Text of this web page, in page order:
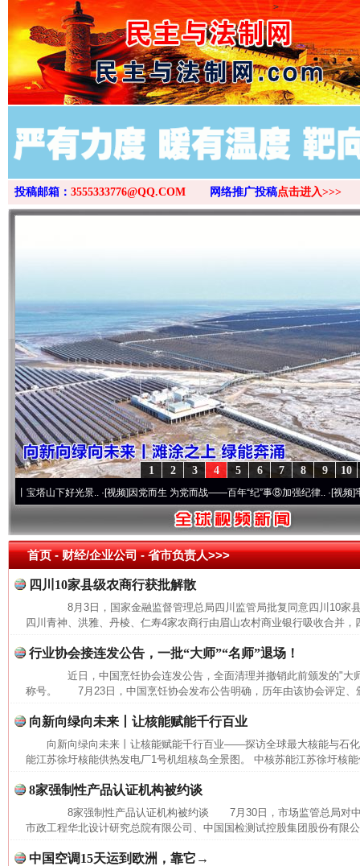
>
投稿邮箱： 3555333776@QQ.COM 网络推广投稿点击进入>>>
10
9
8
7
6
5
4
3
2
1
山下好光景..·[视频]因党而生 为党而战——百年“纪”事⑧加强纪律..·[视频]牢记初
首页- 财经/企业公司 -省市负责人>>>
四川10家县级农商行获批解散
8月3日，国家金融监督管理总局四川监管局批复同意四川10
四川青神、洪雅、丹棱、仁寿4家农商行由眉山农村商业银行吸收合并
行业协会接连发公告，一批“大师”“名师”退场！
近日，中国烹饪协会连发公告，全面清理并撤销此前颁发的"大
称号。 7月23日，中国烹饪协会发布公告明确，历年由该协会评定、
向新向绿向未来丨让核能赋能千行百业
向新向绿向未来丨让核能赋能千行百业——探访全球最大核能与石
能江苏徐圩核能供热发电厂1号机组核岛全景图。 中核苏能江苏徐圩核
8家强制性产品认证机构被约谈
8家强制性产品认证机构被约谈 7月30日，市场监管总局对中
市政工程华北设计研究总院有限公司、中国国检测试控股集团股份有限
中国空调15天运到欧洲，靠它→
网上购药对药下症？